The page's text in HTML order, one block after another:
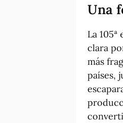
Una
La
clara
más
países,